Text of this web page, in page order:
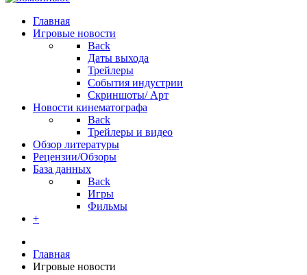
Главная
Игровые новости
Back
Даты выхода
Трейлеры
События индустрии
Скриншоты/ Арт
Новости кинематографа
Back
Трейлеры и видео
Обзор литературы
Рецензии/Обзоры
База данных
Back
Игры
Фильмы
+
Главная
Игровые новости